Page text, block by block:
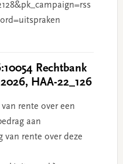
Rechtbank
HAA-22_126
rente over een
aan
van rente over deze